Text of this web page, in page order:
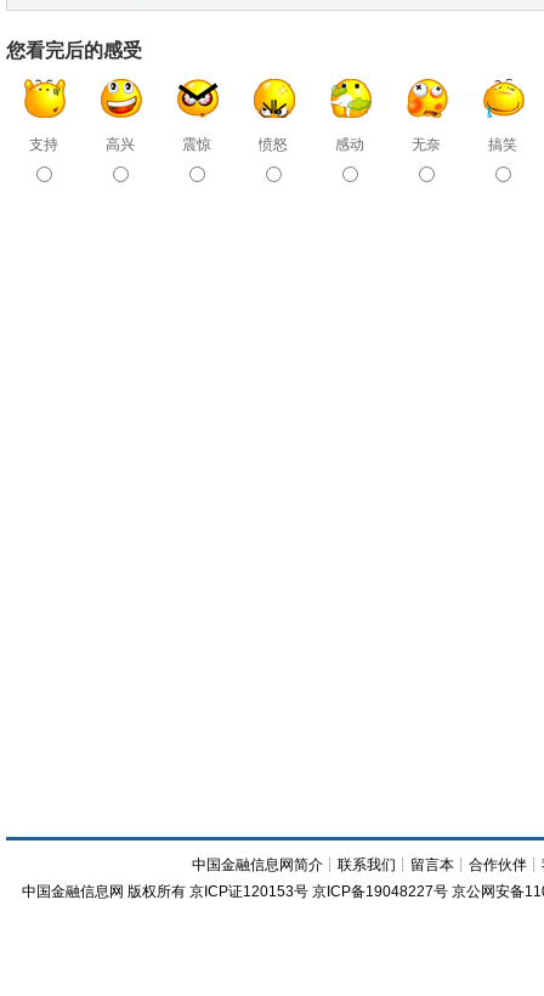
您看完后的感受
支持 高兴 震惊 愤怒 感动 无奈 搞笑
中国金融信息网简介 ┊联系我们 ┊ 留言本 ┊合作伙伴 ┊
中国金融信息网 版权所有 京ICP证120153号 京ICP备19048227号 京公网安备